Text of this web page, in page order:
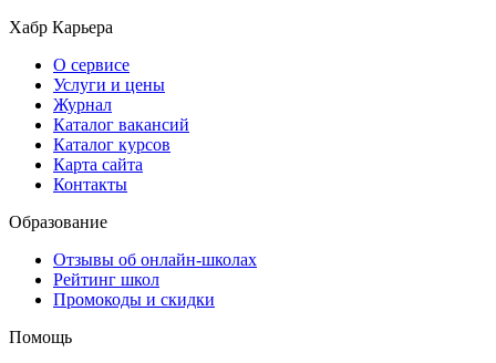
Хабр Карьера
О сервисе
Услуги и цены
Журнал
Каталог вакансий
Каталог курсов
Карта сайта
Контакты
Образование
Отзывы об онлайн-школах
Рейтинг школ
Промокоды и скидки
Помощь